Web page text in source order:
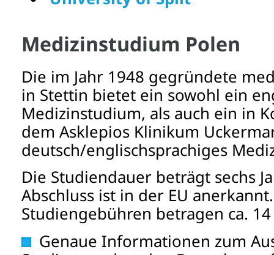
Medizinstudium Polen
Die im Jahr 1948 gegründete
in Stettin bietet ein sowohl ein
Medizinstudium, als auch ein in
dem Asklepios Klinikum
deutsch/englischsprachiges
Die Studiendauer beträgt sechs
Abschluss ist in der EU
Studiengebühren betragen ca. 14
Genaue Informationen zum